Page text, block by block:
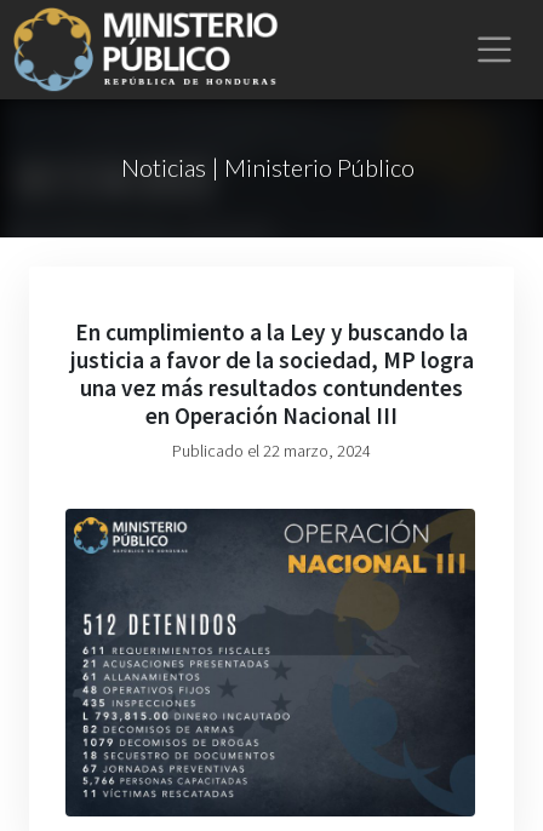
Noticias | Ministerio Público
En cumplimiento a la Ley y buscando la
justicia a favor de la sociedad, MP logra
una vez más resultados contundentes
en Operación Nacional III
Publicado el 22 marzo, 2024